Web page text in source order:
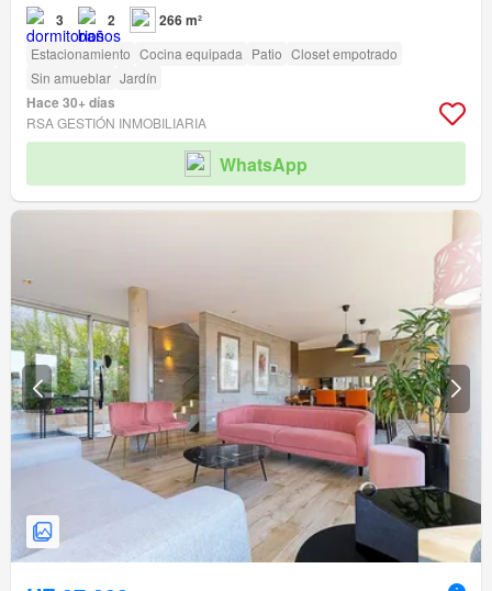
3 2 266 m²
Estacionamiento Cocina equipada Patio Closet empotrado
Sin amueblar Jardín
Hace 30+ días
RSA GESTIÓN INMOBILIARIA
WhatsApp